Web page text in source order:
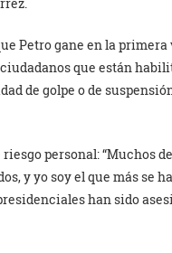
Petro gane en la
que están
de golpe o de
personal: “Muchos
y yo soy el que más se
han sido